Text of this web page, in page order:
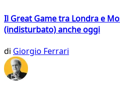
Il Great Game tra Londra e
(indisturbato) anche oggi
di Giorgio Ferrari